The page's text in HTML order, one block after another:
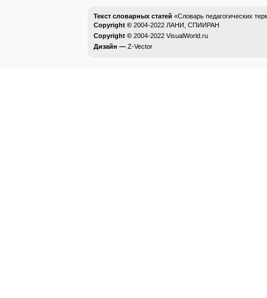
Текст словарных статей «Словарь педагогических
Copyright © 2004-2022 ЛАНИ, СПИИРАН
Copyright © 2004-2022 VisualWorld.ru
Дизайн — Z-Vector